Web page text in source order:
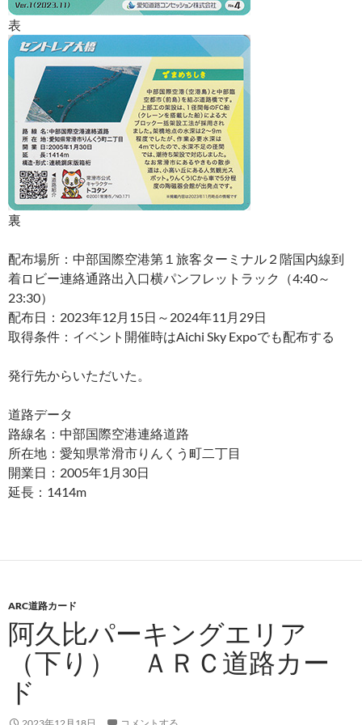
表
裏
配布場所：中部国際空港第１旅客ターミナル２階国内線到
着ロビー連絡通路出入口横パンフレットラック（4:40～
23:30）
配布日：2023年12月15日～2024年11月29日
取得条件：イベント開催時はAichi Sky Expoでも配布する
発行先からいただいた。
道路データ
路線名：中部国際空港連絡道路
所在地：愛知県常滑市りんくう町二丁目
開業日：2005年1月30日
延長：1414m
ARC道路カード
阿久比パーキングエリア
（下り） ＡＲＣ道路カー
ド